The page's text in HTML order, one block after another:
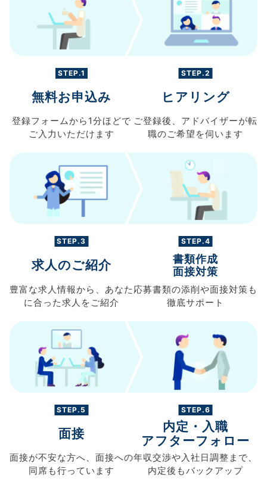
STEP.1
無料お申込み
登録フォームから 1分ほどで
ご入力 いただけます
STEP.2
ヒアリング
ご登録後、 アドバイザーが転
職のご希望を伺います
STEP.3
求人のご紹介
豊富な求人情報から、 あなた
に合った求人を ご紹介
STEP.4
書類作成
面接対策
応募書類の添削や面接対策も
徹底サポート
STEP.5
面接
面接が不安な方へ、 面接への
同席も行っています
STEP.6
内定・入職
アフターフォロー
年収交渉や入社日調整まで、
内定後もバックアップ